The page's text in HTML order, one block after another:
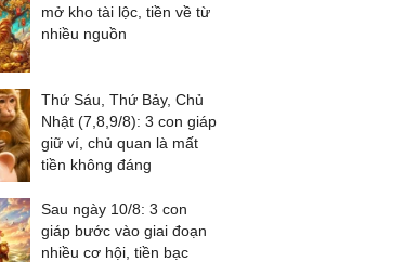
mở kho tài lộc, tiền về từ
nhiều nguồn
Thứ Sáu, Thứ Bảy, Chủ
Nhật (7,8,9/8): 3 con giáp
giữ ví, chủ quan là mất
tiền không đáng
Sau ngày 10/8: 3 con
giáp bước vào giai đoạn
nhiều cơ hội, tiền bạc